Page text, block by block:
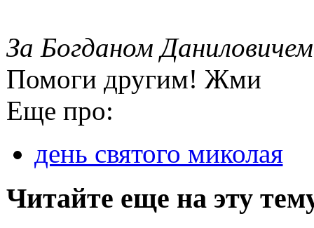
За Богданом Даниловичем
Помоги другим! Жми
Еще про:
день святого миколая
Читайте еще на эту